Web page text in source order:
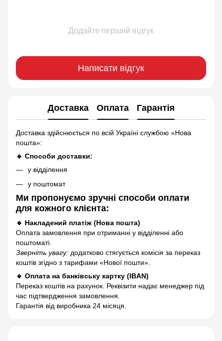
Додайте перший відгук
Написати відгук
Доставка Оплата Гарантія
Доставка здійснюється по всій Україні службою «Нова
пошта»:
🔹 Способи доставки:
у відділення
у поштомат
Ми пропонуємо зручні способи оплати
для кожного клієнта:
🔹 Накладений платіж (Нова пошта)
Оплата замовлення при отриманні у відділенні або
поштоматі.
Зверніть увагу: додатково стягується комісія за переказ
коштів згідно з тарифами «Нової пошти».
🔹 Оплата на банківську картку (IBAN)
Переказ коштів на рахунок. Реквізити надає менеджер під
час підтвердження замовлення.
Гарантія від виробника 24 місяця.